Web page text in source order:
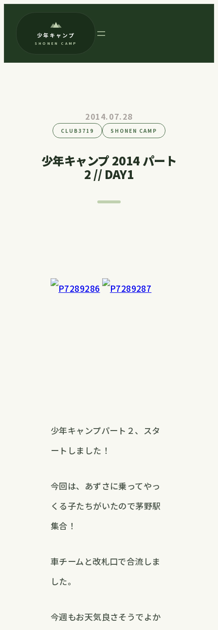
キ
少年キャンプ
SHONEN CAMP
2014.07.28
CLUB3719 SHONEN CAMP
少年キャンプ 2014 パート
2 // DAY1
少年キャンプパート２、スタ
ートしました！
今回は、あずさに乗ってやっ
くる子たちがいたので茅野駅
集合！
車チームと改札口で合流しま
した。
今週もお天気良さそうでよか